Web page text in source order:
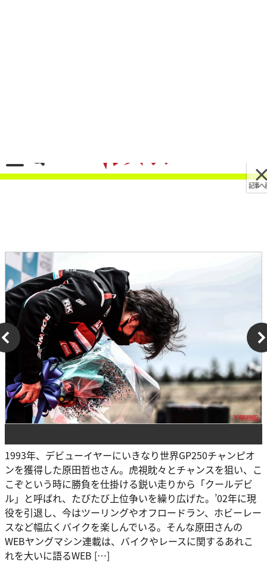
1993年、デビューイヤーにいきなり世界GP250チャンピオ
ンを獲得した原田哲也さん。虎視眈々とチャンスを狙い、こ
こぞという時に勝負を仕掛ける鋭い走りから「クールデビ
ル」と呼ばれ、たびたび上位争いを繰り広げた。’02年に現
役を引退し、今はツーリングやオフロードラン、ホビーレー
スなど幅広くバイクを楽しんでいる。そんな原田さんの
WEBヤングマシン連載は、バイクやレースに関するあれこ
れを大いに語るWEB […]